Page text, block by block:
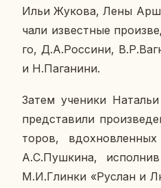
Ильи Жукова, Лены
ча­ли из­вест­ные
го, Д.А.Рос­си­ни,
и Н.Па­га­ни­ни.
Затем уче­ни­ки
пред­ста­ви­ли
то­ров,
А.С.Пуш­ки­на,
М.И.Глинки «Руслан и